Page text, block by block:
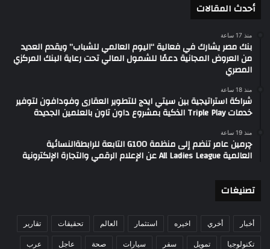
أحدث المقالات
منذ 17 ساعة
بنك مصر يشارك في فعالية “اليوم العالمي للشباب” ويقدم العديد
من العروض المجانية دعمًا للشمول المالي تحت رعاية البنك المركزي
المصري
منذ 18 ساعة
شراكة استراتيجية بين سيتي ايدج للتطوير العقارى وفودافون لتوفير
خدمات Triple Play الذكية بمشروع داون تاون بالعلمين الجديدة
منذ 19 ساعة
چرمين عامر تنضم إلى منظمة G100 التابعة للرابطةالنسائية
العالمية All Ladies League عن الإعلام الرقمي والتجارة الإلكترونية
تصنيغات
أخبار أخري اخيره استثمار العالم تحقيقات تقارير
تكنولوجيا تمويل سفر سيارات صحة عاجل عرب